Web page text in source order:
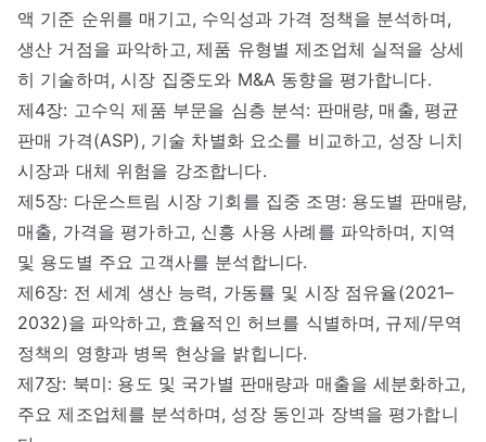
액 기준 순위를 매기고, 수익성과 가격 정책을 분석하며,
생산 거점을 파악하고, 제품 유형별 제조업체 실적을 상세
히 기술하며, 시장 집중도와 M&A 동향을 평가합니다.
제4장: 고수익 제품 부문을 심층 분석: 판매량, 매출, 평균
판매 가격(ASP), 기술 차별화 요소를 비교하고, 성장 니치
시장과 대체 위험을 강조합니다.
제5장: 다운스트림 시장 기회를 집중 조명: 용도별 판매량,
매출, 가격을 평가하고, 신흥 사용 사례를 파악하며, 지역
및 용도별 주요 고객사를 분석합니다.
제6장: 전 세계 생산 능력, 가동률 및 시장 점유율(2021–
2032)을 파악하고, 효율적인 허브를 식별하며, 규제/무역
정책의 영향과 병목 현상을 밝힙니다.
제7장: 북미: 용도 및 국가별 판매량과 매출을 세분화하고,
주요 제조업체를 분석하며, 성장 동인과 장벽을 평가합니